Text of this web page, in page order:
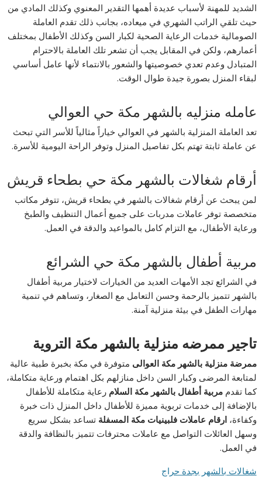
الشديد للمهنة لأسباب عديدة أهمها التقدير المعنوي وكذلك المادي من
حيث تلقي الراتب الشهري في ميعاده، بجانب ذلك تقدم العاملة
الصومالية خدمات الرعاية الصحية لكبار السن وكذلك الأطفال بمختلف
أعمارهم، ولكن في المقابل يجب أن تشعر تلك العاملة بالاحترام
المتبادل وعدم تعدي خصوصيتها والشعور بالانتماء لأنها عامل أساسي
لبقاء المنزل بصورة جيدة طوال الوقت.
عامله منزليه بالشهر مكة حي العوالي
تعد العاملة المنزلية بالشهر في العوالي خياراً مثالياً للأسر التي تبحث
عن عاملة ثابتة تهتم بكل تفاصيل المنزل وتوفر الراحة اليومية للأسرة.
أرقام شغالات بالشهر مكة حي بطحاء قريش
لمن يبحث عن أرقام شغالات بالشهر في بطحاء قريش، تتوفر مكاتب
متخصصة توفر عاملات مدربات على جميع أعمال التنظيف والطبخ
ورعاية الأطفال، مع التزام كامل بالمواعيد والدقة في العمل.
مربية أطفال بالشهر مكة حي الشرائع
في الشرائع تجد الأمهات العديد من الخيارات لاختيار مربية أطفال
بالشهر تتميز بالرحمة وحسن التعامل مع الصغار، وتساهم في تنمية
مهارات الطفل في بيئة منزلية آمنة.
تاجير ممرضه منزلية بالشهر مكة التروية
ممرضة منزلية بالشهر مكة العوالى متوفرة في مكة بخبرة طبية عالية
لمتابعة المرضى وكبار السن داخل منازلهم بكل اهتمام ورعاية متكاملة،
كما تقدممربية أطفال بالشهر مكة السلام رعاية متكاملة للأطفال
بالإضافة إلى خدمات تربوية مميزة للأطفال داخل المنزل ذات خبرة
وكفاءة،ارقام عاملات فلبينيات مكة المسفلة تساعد بشكل سريع
وسهل العائلات التواصل مع عاملات محترفات تتميز بالنظافة والدقة
في العمل.
شغالات بالشهر بجدة حراج